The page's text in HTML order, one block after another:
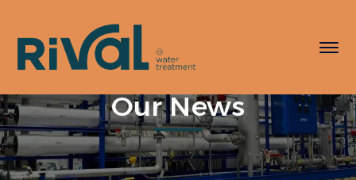
Our News